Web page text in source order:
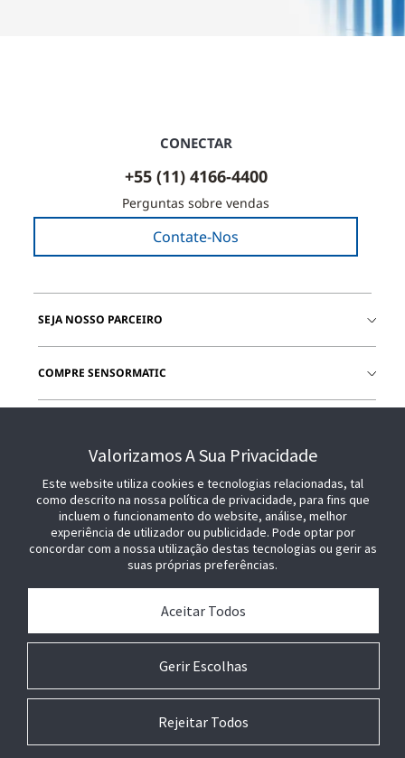
CONECTAR
+55 (11) 4166-4400
Perguntas sobre vendas
Contate-Nos
SEJA NOSSO PARCEIRO
COMPRE SENSORMATIC
© 2026 Johnson Controls. Todos os direitos reservados.
Valorizamos A Sua Privacidade
Este website utiliza cookies e tecnologias relacionadas, tal
como descrito na nossa política de privacidade, para fins que
incluem o funcionamento do website, análise, melhor
experiência de utilizador ou publicidade. Pode optar por
concordar com a nossa utilização destas tecnologias ou gerir as
suas próprias preferências.
Gerir Escolhas
Aceitar Todos
Rejeitar Todos